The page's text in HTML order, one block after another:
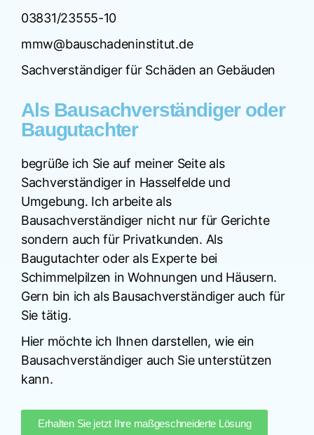
03831/23555-10
mmw@bauschadeninstitut.de
Sachverständiger für Schäden an Gebäuden
Als Bausachverständiger oder
Baugutachter
begrüße ich Sie auf meiner Seite als
Sachverständiger in Hasselfelde und
Umgebung. Ich arbeite als
Bausachverständiger nicht nur für Gerichte
sondern auch für Privatkunden. Als
Baugutachter oder als Experte bei
Schimmelpilzen in Wohnungen und Häusern.
Gern bin ich als Bausachverständiger auch für
Sie tätig.
Hier möchte ich Ihnen darstellen, wie ein
Bausachverständiger auch Sie unterstützen
kann.
Erhalten Sie jetzt Ihre maßgeschneiderte Lösung